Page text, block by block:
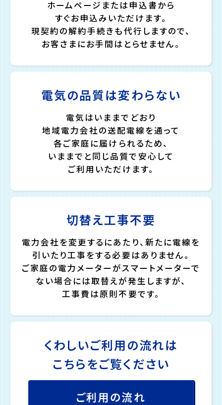
ホームページまたは申込書から
すぐお申込みいただけます。
現契約の解約手続きも代行しますので、
お客さまにお手間はとらせません。
電気の品質は変わらない
電気はいままでどおり
地域電力会社の送配電線を通って
各ご家庭に届けられるため、
いままでと同じ品質で安心して
ご利用いただけます。
切替え工事不要
電力会社を変更するにあたり、新たに電線を
引いたり工事をする必要はありません。
ご家庭の電力メーターがスマートメーターで
ない場合には取替えが発生しますが、
工事費は原則不要です。
くわしいご利用の流れは
こちらをご覧ください
ご利用の流れ